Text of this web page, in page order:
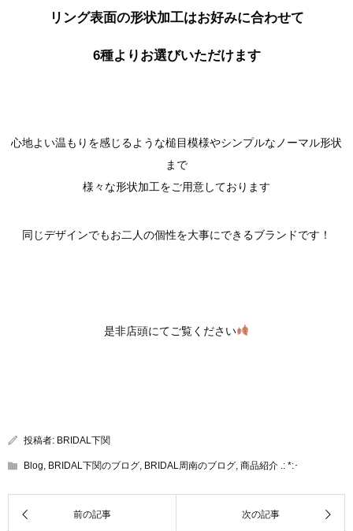
リング表面の形状加工はお好みに合わせて
6種よりお選びいただけます
心地よい温もりを感じるような槌目模様やシンプルなノーマル形状
まで
様々な形状加工をご用意しております
同じデザインでもお二人の個性を大事にできるブランドです！
是非店頭にてご覧ください
投稿者: BRIDAL下関
Blog, BRIDAL下関のブログ, BRIDAL周南のブログ, 商品紹介 .: *:･